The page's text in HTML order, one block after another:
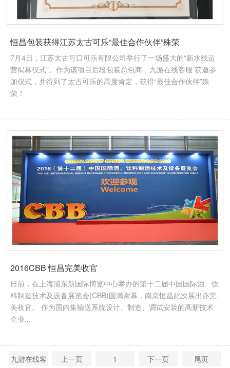
恒昌包装获得江苏太古可乐“最佳合作伙伴”殊荣
7月4日，江苏太古可口可乐有限公司举行了一场盛大的“新水线运
营揭幕仪式”。作为该项目后段包装总包商，九游在线客服 获邀参
加仪式，并得到了太古可乐的高度肯定，获得“最佳合作伙伴”殊
荣！
2016CBB 恒昌完美收官
日前，在上海浦东新国际博览中心举办的第十二届中国国际酒、饮
料制造技术及设备展览会(CBB)圆满谢幕，南京恒昌此次展出亦完
美收官。 作为国内集输送系统设计、制造、调试安装的高新技术
企业...
九游在线客 上一页 1 下一页 尾页